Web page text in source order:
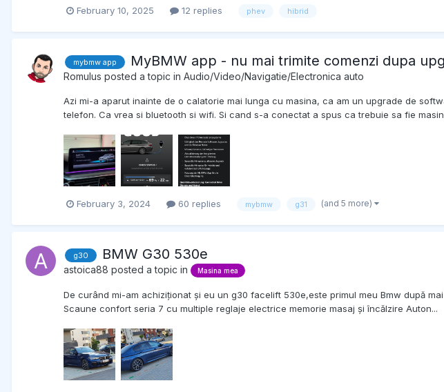
February 10, 2025 12 replies phev hibrid
mybmw app MyBMW app - nu mai trimite comenzi dupa
Romulus posted a topic in Audio/Video/Navigatie/Electronica auto
Azi mi-a aparut inainte de o calatorie mai lunga cu masina, ca am un upgrade de
telefon. Ca vrea si bluetooth si wifi. Si cand s-a conectat a spus ca trebuie sa fie
February 3, 2024 60 replies mybmw g31 (and 5 more)
g30 BMW G30 530e
astoica88 posted a topic in Masina mea
De curând mi-am achiziționat și eu un g30 facelift 530e,este primul meu Bmw după
Scaune confort seria 7 cu multiple reglaje electrice memorie masaj și încălzire Auton...